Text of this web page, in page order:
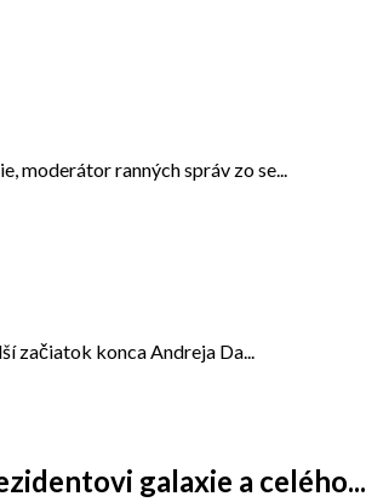
moderátor ranných správ zo se...
začiatok konca Andreja Da...
galaxie a celého...